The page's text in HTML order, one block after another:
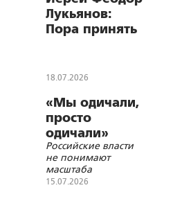
Лукьянов:
Пора принять
биоэтике
18.07.2026
«Мы одичали,
просто
одичали»
Российские власти
не понимают
масштаба
демографической
15.07.2026